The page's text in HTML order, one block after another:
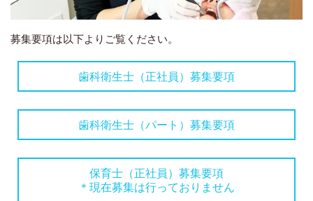
募集要項は以下よりご覧ください。
歯科衛生士（正社員）募集要項
歯科衛生士（パート）募集要項
保育士（正社員）募集要項
＊現在募集は行っておりません